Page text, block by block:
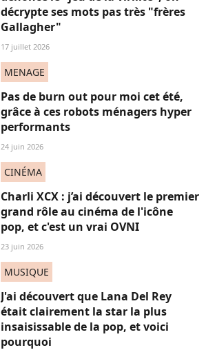
décrypte ses mots pas très "frères
Gallagher"
17 juillet 2026
MENAGE
Pas de burn out pour moi cet été,
grâce à ces robots ménagers hyper
performants
24 juin 2026
CINÉMA
Charli XCX : j’ai découvert le premier
grand rôle au cinéma de l'icône
pop, et c'est un vrai OVNI
23 juin 2026
MUSIQUE
J'ai découvert que Lana Del Rey
était clairement la star la plus
insaisissable de la pop, et voici
pourquoi